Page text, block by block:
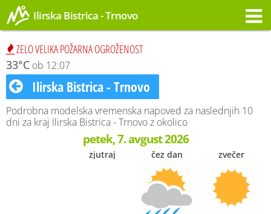
Ilirska Bistrica - Trnovo
ZELO VELIKA POŽARNA OGROŽENOST
33°C ob 12:07
Ilirska Bistrica - Trnovo
Podrobna modelska vremenska napoved za naslednjih 10
dni za kraj Ilirska Bistrica - Trnovo z okolico
petek, 7. avgust 2026
zjutraj čez dan zvečer